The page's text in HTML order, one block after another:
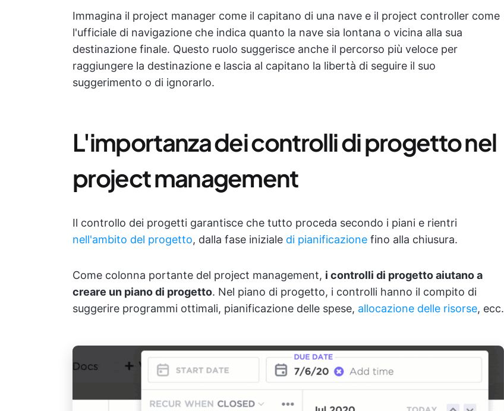
Immagina il project manager come il capitano di una nave e il project controller come
l'ufficiale di navigazione che indica quanto la nave sia lontana o vicina alla sua
destinazione finale. Questo ruolo suggerisce anche il percorso più veloce per
raggiungere la destinazione e lascia al capitano la libertà di seguire il suo
suggerimento o di ignorarlo.
L'importanza dei controlli di progetto nel
project management
Il controllo dei progetti garantisce che tutto proceda secondo i piani e rientri
nell'ambito del progetto, dalla fase iniziale di pianificazione fino alla chiusura.
Come colonna portante del project management, i controlli di progetto aiutano a
creare un piano di progetto. Nel piano di progetto, i controlli hanno il compito di
suggerire programmi ottimali, pianificazione delle spese, allocazione delle risorse, ecc.